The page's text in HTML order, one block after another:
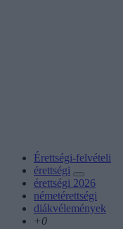
Érettségi-felvételi
érettségi
érettségi 2026
németérettségi
diákvélemények
+0